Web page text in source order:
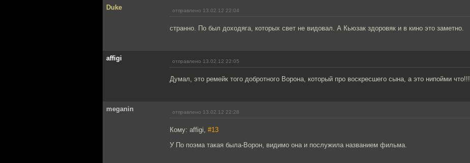
Duke отправлено 13.02.12 22:04
странно. По был доходяга, которых свет не видовал. А Кьюзак здоровяк и в кино это заметно.
affigi отправлено 13.02.12 22:05
Думал, это ремейк того добротного Ворона, который про воскресшего сына, а это нипойми что!!!
meganin отправлено 13.02.12 22:28
Кому: affigi, #13
У По поэма такая была-Ворон, видимо она и послужила названием фильма.